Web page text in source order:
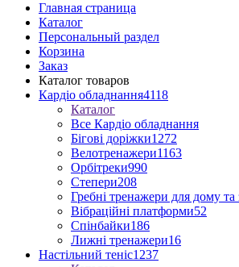
Главная страница
Каталог
Персональный раздел
Корзина
Заказ
Каталог товаров
Кардіо обладнання4118
Каталог
Все Кардіо обладнання
Бігові доріжки1272
Велотренажери1163
Орбітреки990
Степери208
Гребні тренажери для дому та
Вібраційні платформи52
Спінбайки186
Лижні тренажери16
Настільний теніс1237